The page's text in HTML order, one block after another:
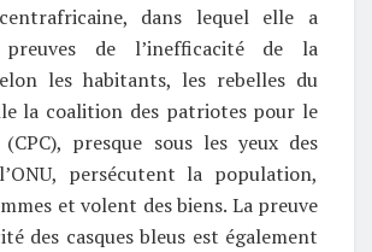
dans lequel elle a
de l’inefficacité de la
les habitants, les rebelles du
la coalition des patriotes pour le
presque sous les yeux des
persécutent la population,
et volent des biens. La preuve
des casques bleus est également